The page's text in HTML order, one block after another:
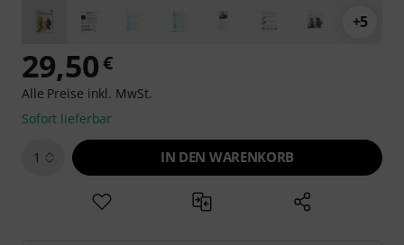
+5
29,50€
Alle Preise inkl. MwSt.
Sofort lieferbar
1 IN DEN WARENKORB